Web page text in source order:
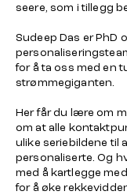
seere, som i tillegg
Sudeep Das er PhD
for å ta oss med en
strømmegiganten.
Her får du lære om
om at alle
ulike seriebildene til
personaliserte. Og
med å kartlegge
for å øke